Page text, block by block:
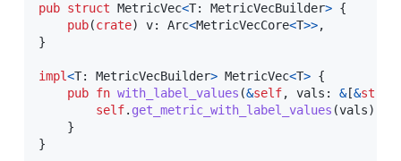
pub struct MetricVec<T: MetricVecBuilder> {
pub(crate) v: Arc<MetricVecCore<T>>,
}
impl<T: MetricVecBuilder> MetricVec<T> {
pub fn with_label_values (&self, vals : &[&str
self. get_metric_with_label_values (vals)
}
}